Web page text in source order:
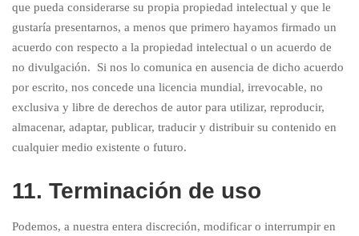
que pueda considerarse su propia propiedad intelectual y que le
gustaría presentarnos, a menos que primero hayamos firmado un
acuerdo con respecto a la propiedad intelectual o un acuerdo de
no divulgación. Si nos lo comunica en ausencia de dicho acuerdo
por escrito, nos concede una licencia mundial, irrevocable, no
exclusiva y libre de derechos de autor para utilizar, reproducir,
almacenar, adaptar, publicar, traducir y distribuir su contenido en
cualquier medio existente o futuro.
11. Terminación de uso
Podemos, a nuestra entera discreción, modificar o interrumpir en